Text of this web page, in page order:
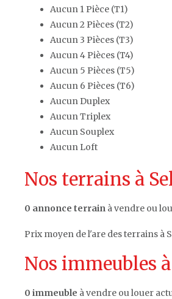
Aucun 1 Pièce (T1)
Aucun 2 Pièces (T2)
Aucun 3 Pièces (T3)
Aucun 4 Pièces (T4)
Aucun 5 Pièces (T5)
Aucun 6 Pièces (T6)
Aucun Duplex
Aucun Triplex
Aucun Souplex
Aucun Loft
Nos terrains à
0 annonce terrain à vendre ou
Prix moyen de l'are des terrains à
Nos immeubles
0 immeuble à vendre ou louer